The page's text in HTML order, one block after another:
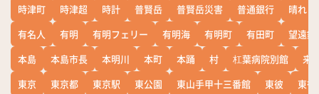
時津町
時津超 時計 普賢岳 普賢岳災害 普通銀行
晴れ
有名人
有明 有明フェリー 有明海 有明町 有田町
望遠鏡
本島
本島市長 本明川 本町 本踊 村 杠葉病院別館
来
東京
東京都 東京駅 東公園 東山手甲十三番館 東彼
東彼